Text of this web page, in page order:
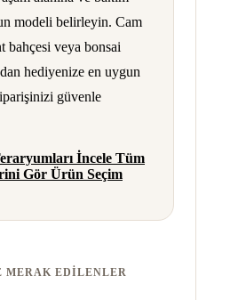
modeli belirleyin. Cam
bahçesi veya bonsai
hediyenize en uygun
güvenle
İncele Tüm
Gör Ürün Seçim
MERAK EDILENLER